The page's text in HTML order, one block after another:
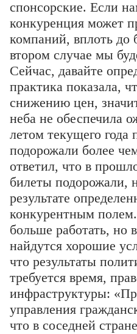
спонсорские. Если
конкуренция может
компаний, вплоть до
втором случае мы
Сейчас, давайте
практика показала,
снижению цен,
неба не обеспечила
летом текущего
подорожали более
ответил, что в
билеты подорожали,
результате
конкурентным
больше работать, но
найдутся хорошие
что результаты
требуется время,
инфраструктуры:
управления
что в соседней